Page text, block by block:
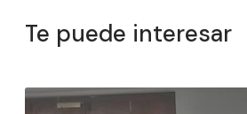
Te puede interesar